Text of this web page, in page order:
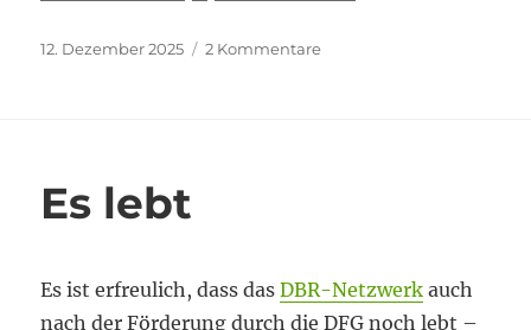
Veröffentlicht
12. Dezember 2025 2 Kommentarezu
Es lebt
Es ist erfreulich, dass dasDBR-Netzwerk auch
nach der Förderung durch die DFG noch lebt –